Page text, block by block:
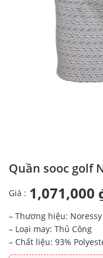
Quần sooc golf
Giá : 1,071,000
– Thương hiệu:
– Loại may: Thủ Công
– Chất liệu: 93%